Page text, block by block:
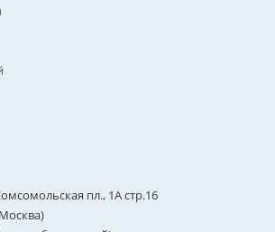
пл., 1А стр.16